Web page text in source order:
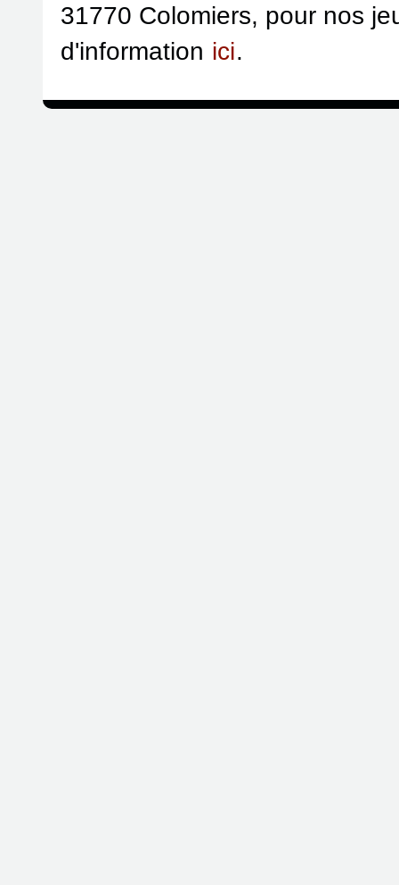
31770 Colomiers, pour nos
d'information ici.